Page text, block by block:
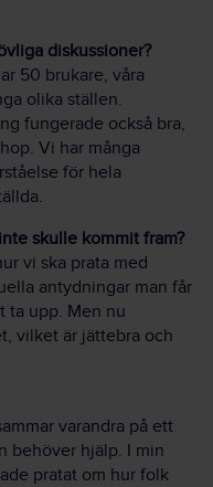
diskussioner?
50 brukare, våra
olika ställen.
fungerade också bra,
Vi har många
för hela
skulle kommit fram?
vi ska prata med
antydningar man får
ta upp. Men nu
vilket är jättebra och
varandra på ett
behöver hjälp. I min
pratat om hur folk